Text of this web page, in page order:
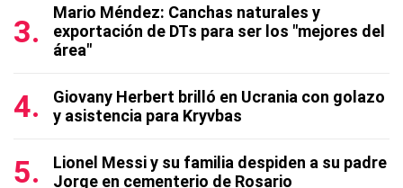
Mario Méndez: Canchas naturales y
exportación de DTs para ser los "mejores del
área"
Giovany Herbert brilló en Ucrania con golazo
y asistencia para Kryvbas
Lionel Messi y su familia despiden a su padre
Jorge en cementerio de Rosario